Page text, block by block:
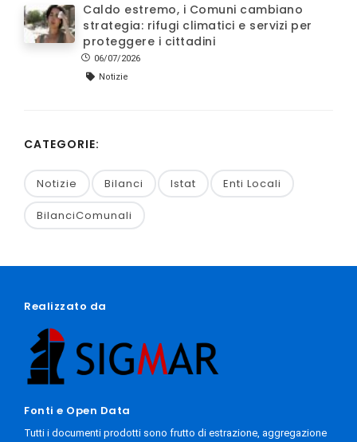
Caldo estremo, i Comuni cambiano
strategia: rifugi climatici e servizi per
proteggere i cittadini
06/07/2026
Notizie
CATEGORIE:
Notizie Bilanci Istat Enti Locali
BilanciComunali
Realizzato da
Fonti e Open Data
Tutti i documenti prodotti sono frutto di estrazione, aggregazione